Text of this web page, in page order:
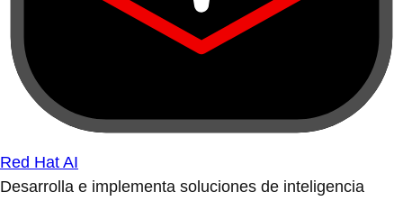
Red Hat AI
Desarrolla e implementa soluciones de inteligencia